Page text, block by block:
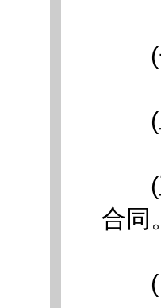
(一
(二
(三
合同。
(四